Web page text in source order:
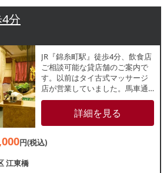
分
JR『錦糸町駅』徒歩4分、飲食店
ご相談可能な貸店舗のご案内で
す。以前はタイ古式マッサージ
店が営業していました。馬車通
りに位置し、周辺は多種多様な
店舗が点在しています。諸条件
等、お気軽にお問合せくださ
詳細を見る
円(税込)
江東橋